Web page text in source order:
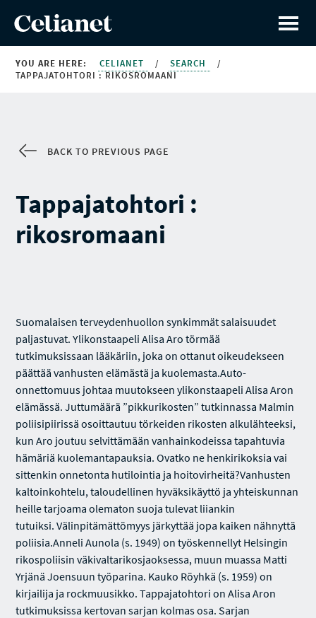
YOU ARE HERE: CELIANET / SEARCH
/
TAPPAJATOHTORI : RIKOSROMAANI
BACK TO PREVIOUS PAGE
Tappajatohtori :
rikosromaani
Suomalaisen terveydenhuollon synkimmät salaisuudet
paljastuvat. Ylikonstaapeli Alisa Aro törmää
tutkimuksissaan lääkäriin, joka on ottanut oikeudekseen
päättää vanhusten elämästä ja kuolemasta.Auto-
onnettomuus johtaa muutokseen ylikonstaapeli Alisa Aron
elämässä. Juttumäärä ”pikkurikosten” tutkinnassa Malmin
poliisipiirissä osoittautuu törkeiden rikosten alkulähteeksi,
kun Aro joutuu selvittämään vanhainkodeissa tapahtuvia
hämäriä kuolemantapauksia. Ovatko ne henkirikoksia vai
sittenkin onnetonta hutilointia ja hoitovirheitä?Vanhusten
kaltoinkohtelu, taloudellinen hyväksikäyttö ja yhteiskunnan
heille tarjoama olematon suoja tulevat liiankin
tutuiksi. Välinpitämättömyys järkyttää jopa kaiken nähnyttä
poliisia.Anneli Aunola (s. 1949) on työskennellyt Helsingin
rikospoliisin väkivaltarikosjaoksessa, muun muassa Matti
Yrjänä Joensuun työparina. Kauko Röyhkä (s. 1959) on
kirjailija ja rockmuusikko. Tappajatohtori on Alisa Aron
tutkimuksissa kertovan sarjan kolmas osa. Sarjan